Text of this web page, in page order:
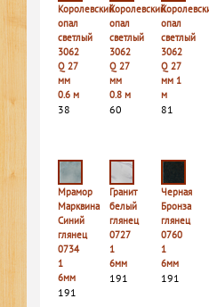
Королевский
опал
светлый
3062
Q 27
мм
0.6 м
38
Королевский
опал
светлый
3062
Q 27
мм
0.8 м
60
опал
светлый
3062
Q 27
мм 1
м
81
Мрамор
Марквина
Синий
глянец
0734
1
6мм
191
Гранит
белый
глянец
0727
1
6мм
191
Черная
Бронза
глянец
0760
1
6мм
191